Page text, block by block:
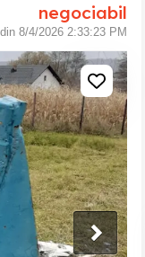
negociabil
8/4/2026 2:33:23 PM